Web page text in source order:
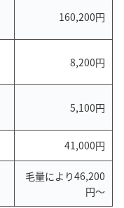
160,200円
8,200円
5,100円
41,000円
毛量により46,200
円～